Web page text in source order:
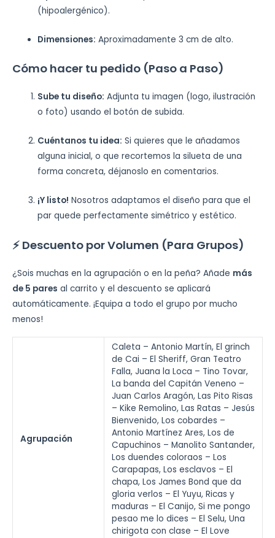
(hipoalergénico).
Dimensiones: Aproximadamente 3 cm de alto.
Cómo hacer tu pedido (Paso a Paso)
Sube tu diseño: Adjunta tu imagen (logo, ilustración
o foto) usando el botón de subida.
Cuéntanos tu idea: Si quieres que le añadamos
alguna inicial, o que recortemos la silueta de una
forma concreta, déjanoslo en comentarios.
¡Y listo! Nosotros adaptamos el diseño para que el
par quede perfectamente simétrico y estético.
⚡ Descuento por Volumen (Para Grupos)
¿Sois muchas en la agrupación o en la peña? Añade más
de 5 pares al carrito y el descuento se aplicará
automáticamente. ¡Equipa a todo el grupo por mucho
menos!
Agrupación
Caleta – Antonio Martín, El grinch
de Cai – El Sheriff, Gran Teatro
Falla, Juana la Loca – Tino Tovar,
La banda del Capitán Veneno –
Juan Carlos Aragón, Las Pito Risas
– Kike Remolino, Las Ratas – Jesús
Bienvenido, Los cobardes –
Antonio Martínez Ares, Los de
Capuchinos – Manolito Santander,
Los duendes coloraos – Los
Carapapas, Los esclavos – El
chapa, Los James Bond que da
gloria verlos – El Yuyu, Ricas y
maduras – El Canijo, Si me pongo
pesao me lo dices – El Selu, Una
chirigota con clase – El Love